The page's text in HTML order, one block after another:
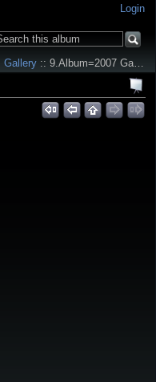
Login
Gallery :: 9.Album=2007 Ga…